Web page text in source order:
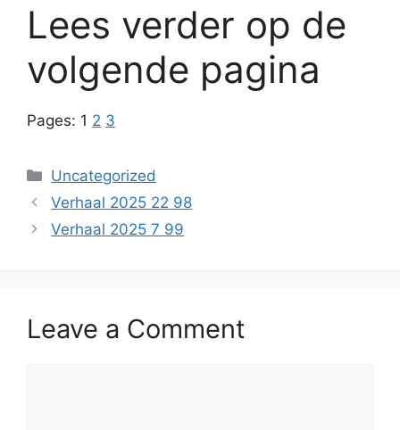
Lees verder op de
volgende pagina
Pages: 1 2 3
Categories
Uncategorized
Verhaal 2025 22 98
Verhaal 2025 7 99
Leave a Comment